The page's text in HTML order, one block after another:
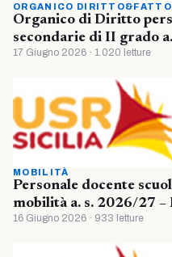
ORGANICO DIRITTO&FATTO
Organico di Diritto
secondarie di II grado
17 Giugno 2026 · 1.020 letture
MOBILITÀ
Personale docente
mobilità a. s. 2026/27
16 Giugno 2026 · 933 letture